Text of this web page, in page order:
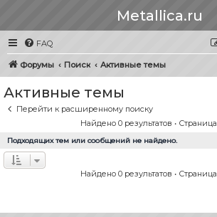
Metallica.ru
FAQ
Форумы Поиск Активные темы
Активные темы
Перейти к расширенному поиску
Найдено 0 результатов • Страница
Подходящих тем или сообщений не найдено.
Найдено 0 результатов • Страница